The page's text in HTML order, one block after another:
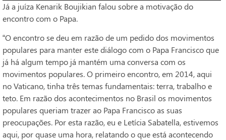
áudio
Já a juíza Kenarik Boujikian falou sobre a motivação do
encontro com o Papa.
“O encontro se deu em razão de um pedido dos movimentos
populares para manter este diálogo com o Papa Francisco que
já há algum tempo já mantém uma conversa com os
movimentos populares. O primeiro encontro, em 2014, aqui
no Vaticano, tinha três temas fundamentais: terra, trabalho e
teto. Em razão dos acontecimentos no Brasil os movimentos
populares queriam trazer ao Papa Francisco as suas
preocupações. Por esta razão, eu e Letícia Sabatella, estivemos
aqui, por quase uma hora, relatando o que está acontecendo